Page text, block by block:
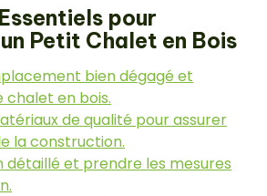
pour
Petit Chalet en Bois
bien dégagé et
chalet en bois.
de qualité pour assurer
la construction.
détaillé et prendre les mesures